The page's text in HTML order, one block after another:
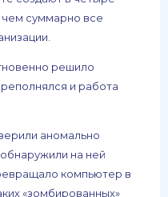
чем суммарно все
решило
и работа
аномально
на ней
компьютер в
«зомбированных»